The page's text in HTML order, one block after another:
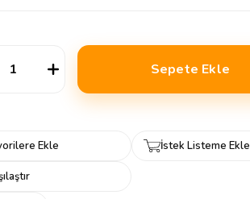
Ekle İstek Listeme Ekle